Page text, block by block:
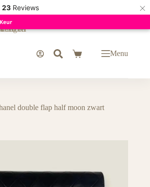
23 Reviews ×
WinkelwagenMenu
double flap half moon zwart